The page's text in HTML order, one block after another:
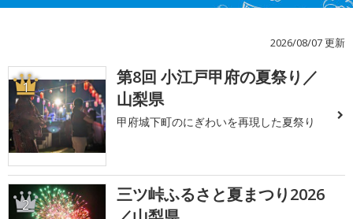
2026/08/07 更新
1
第8回 小江戸甲府の夏祭り／
山梨県
甲府城下町のにぎわいを再現した夏祭り
2
三ツ峠ふるさと夏まつり2026